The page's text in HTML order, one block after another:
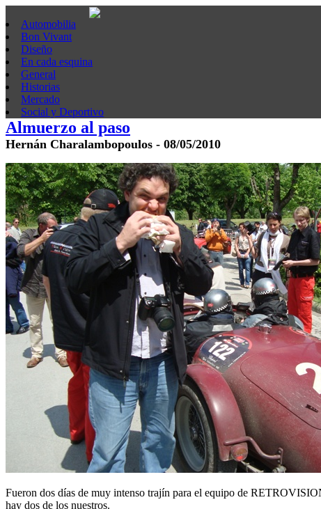
Automobilia
Bon Vivant
Diseño
En cada esquina
General
Historias
Mercado
Social y Deportivo
Almuerzo al paso
Hernán Charalambopoulos - 08/05/2010
Fueron dos días de muy intenso trajín para el equipo de
hay dos de los nuestros.